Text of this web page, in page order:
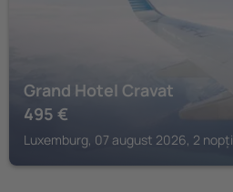
Grand Hotel Cravat
495 €
Luxemburg, 07 august 2026, 2 nopți